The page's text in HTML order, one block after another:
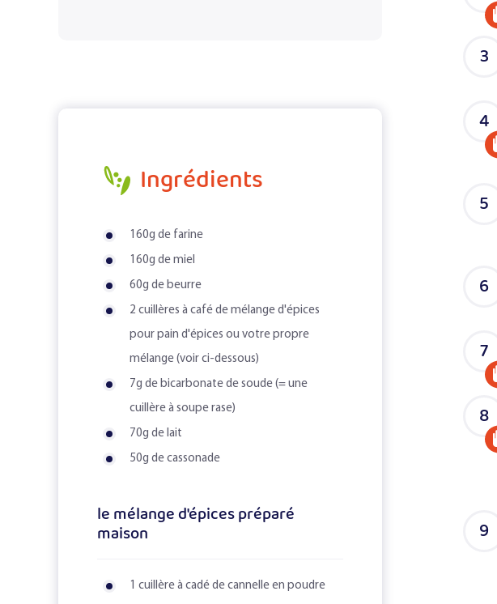
Ingrédients
160g de farine
160g de miel
60g de beurre
2 cuillères à café de mélange d'épices
pour pain d'épices ou votre propre
mélange (voir ci-dessous)
7g de bicarbonate de soude (= une
cuillère à soupe rase)
70g de lait
50g de cassonade
le mélange d'épices préparé
maison
1 cuillère à cadé de cannelle en poudre
3
4
5
6
7
8
9